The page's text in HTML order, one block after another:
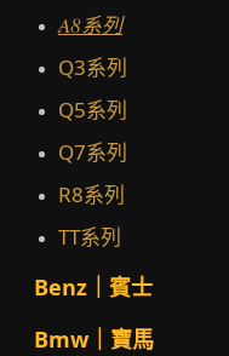
A8系列
Q3系列
Q5系列
Q7系列
R8系列
TT系列
Benz｜賓士
Bmw｜寶馬